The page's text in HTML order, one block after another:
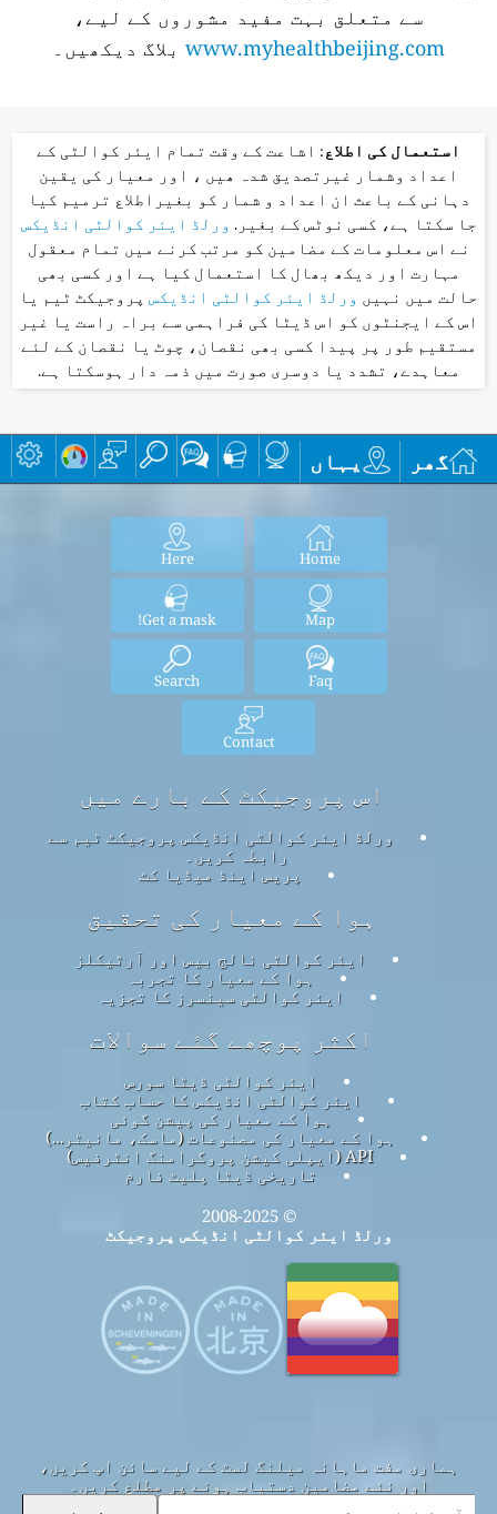
سے متعلق بہت مفید مشوروں کے لیے،
www.myhealthbeijing.com بلاگ دیکھیں۔
استعمال کی اطلاع: اشاعت کے وقت تمام ایئر کوالٹی کے
اعداد وشمار غیرتصدیق شدہ ھیں ، اور معیار کی یقین
دہانی کے باعث ان اعداد و شمار کو بغیراطلاع ترمیم کیا
جا سکتا ہے، کسی نوٹس کے بغیر. ورلڈ ایئر کوالٹی انڈیکس
نے اس معلومات کے مضامین کو مرتب کرنے میں تمام معقول
مہارت اور دیکھ بھال کا استعمال کیا ہے اور کسی بھی
حالت میں نہیں ورلڈ ایئر کوالٹی انڈیکس پروجیکٹ ٹیم یا
اس کے ایجنٹوں کو اس ڈیٹا کی فراہمی سے براہ راست یا غیر
مستقیم طور پر پیدا کسی بھی نقصان، چوٹ یا نقصان کے لئے
معاہدے، تشدد یا دوسری صورت میں ذمہ دار ہوسکتا ہے.
گھر یہاں
Home
Here
Map
Get a mask!
Faq
Search
Contact
اس پروجیکٹ کے بارے میں
ورلڈ ایئر کوالٹی انڈیکس پروجیکٹ ٹیم سے
رابطہ کریں۔
پریس اینڈ میڈیا کٹ
ہوا کے معیار کی تحقیق
ایئر کوالٹی نالج بیس اور آرٹیکلز
ہوا کے معیار کا تجربہ
ایئر کوالٹی سینسرز کا تجزیہ
اکثر پوچھے گئے سوالات
ایئر کوالٹی ڈیٹا سورس
ایئر کوالٹی انڈیکس کا حساب کتاب
ہوا کے معیار کی پیشن گوئی
ہوا کے معیار کی مصنوعات (ماسک، مانیٹر…)
API (ایپلی کیشن پروگرامنگ انٹرفیس)
تاریخی ڈیٹا پلیٹ فارم
© 2008-2025
ورلڈ ایئر کوالٹی انڈیکس پروجیکٹ
ہماری مفت ماہانہ میلنگ لسٹ کے لیے سائن اپ کریں،
اور نئے مضامین دستیاب ہونے پر مطلع کریں۔